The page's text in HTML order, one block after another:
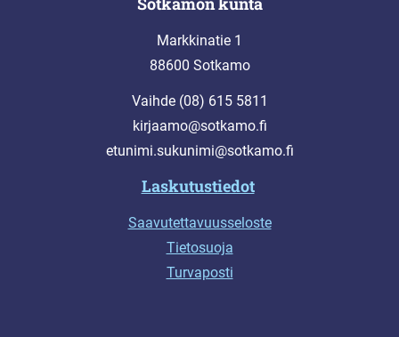
Markkinatie 1
88600 Sotkamo
Vaihde (08) 615 5811
kirjaamo@sotkamo.fi
etunimi.sukunimi@sotkamo.fi
Laskutustiedot
Saavutettavuusseloste
Tietosuoja
Turvaposti